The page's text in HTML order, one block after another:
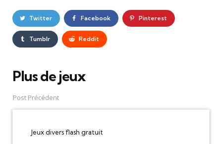
Twitter Facebook Pinterest
Tumblr Reddit
Plus de jeux
Post
navigation
Post Précédent
Jeux divers flash gratuit